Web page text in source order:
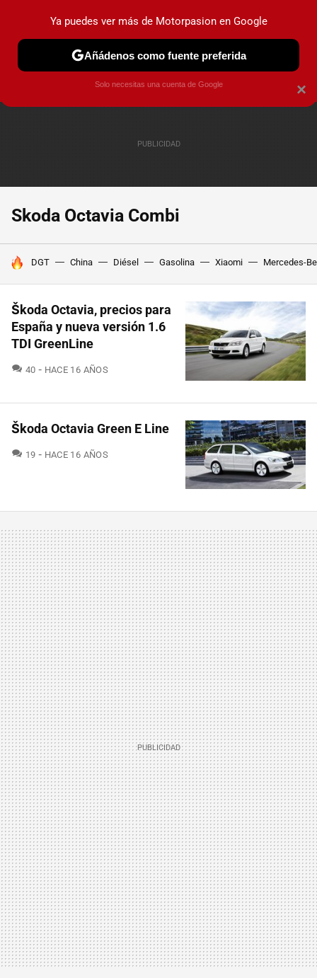
PRUEBAS COCHES ELÉCTRICOS OBSERVATORIO
Skoda Octavia Combi
HOY SE HABLA DE
DGT China Diésel Gasolina Xiaomi Mercedes-
Škoda Octavia, precios para
España y nueva versión 1.6
TDI GreenLine
40 COMENTARIOS
HACE 16 AÑOS
Škoda Octavia Green E Line
19 COMENTARIOS
HACE 16 AÑOS
×
Ya puedes ver más de Motorpasion en Google
Añádenos como fuente preferida
Solo necesitas una cuenta de Google